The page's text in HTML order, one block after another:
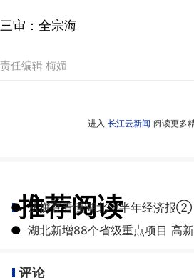
三审：全宗海
责任编辑 梅媚
进入 长江云新闻 阅读更多
推荐阅读
● 从拼豆看懂湖北上半年经济报②
● 湖北新增88个省级重点项目 高
评论